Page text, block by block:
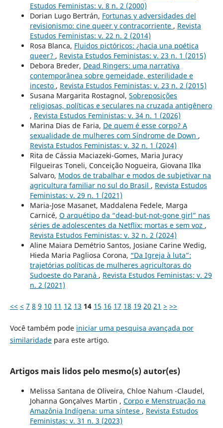
Estudos Feministas: v. 8 n. 2 (2000)
Dorian Lugo Bertrán, Fortunas y adversidades del
revisionismo: cine queer y contracorriente , Revista
Estudos Feministas: v. 22 n. 2 (2014)
Rosa Blanca, Fluidos pictóricos: ¿hacia una poética
queer? , Revista Estudos Feministas: v. 23 n. 1 (2015)
Debora Breder, Dead Ringers: uma narrativa
contemporânea sobre gemeidade, esterilidade e
incesto , Revista Estudos Feministas: v. 23 n. 2 (2015)
Susana Margarita Rostagnol, Sobreposições
religiosas, políticas e seculares na cruzada antigênero
, Revista Estudos Feministas: v. 34 n. 1 (2026)
Marina Dias de Faria, De quem é esse corpo? A
sexualidade de mulheres com Síndrome de Down ,
Revista Estudos Feministas: v. 32 n. 1 (2024)
Rita de Cássia Maciazeki-Gomes, Maria Juracy
Filgueiras Toneli, Conceição Nogueira, Giovana Ilka
Salvaro, Modos de trabalhar e modos de subjetivar na
agricultura familiar no sul do Brasil , Revista Estudos
Feministas: v. 29 n. 1 (2021)
Maria-Jose Masanet, Maddalena Fedele, Marga
Carnicé, O arquétipo da “dead-but-not-gone girl” nas
séries de adolescentes da Netflix: mortas e sem voz ,
Revista Estudos Feministas: v. 32 n. 2 (2024)
Aline Maiara Demétrio Santos, Josiane Carine Wedig,
Hieda Maria Pagliosa Corona, “Da Igreja à luta”:
trajetórias políticas de mulheres agricultoras do
Sudoeste do Paraná , Revista Estudos Feministas: v. 29
n. 2 (2021)
<< < 7 8 9 10 11 12 13 14 15 16 17 18 19 20 21 > >>
Você também pode iniciar uma pesquisa avançada por
similaridadepara este artigo.
Artigos mais lidos pelo mesmo(s) autor(es)
Melissa Santana de Oliveira, Chloe Nahum -Claudel,
Johanna Gonçalves Martin , Corpo e Menstruação na
Amazônia Indígena: uma síntese , Revista Estudos
Feministas: v. 31 n. 3 (2023)